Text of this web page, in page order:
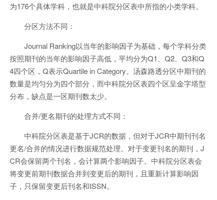
为176个具体学科，也就是中科院分区表中所指的小类学科。
分区方法不同：
Journal Ranking以当年的影响因子为基础，每个学科分类
按照期刊的当年的影响因子高低，平均分为Q1、Q2、Q3和Q
4四个区，Q表示Quartile in Category。汤森路透分区中期刊的
数量是均匀分为四个部分，而中科院分区表四个区呈金字塔型
分布，缺点是一区期刊数太少。
合并/更名期刊的处理方式不同：
中科院分区表是基于JCR的数据，但对于JCR中期刊刊名
更名/合并的情况进行数据规范处理。对于变更刊名的期刊，J
CR会保留两个刊名，会计算两个影响因子。中科院分区表会
将变更前期刊数据合并到变更后的期刊，且重新计算影响因
子，只保留变更后刊名和ISSN。